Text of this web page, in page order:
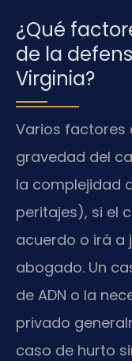
¿Qué
de la
Virginia?
Varios factores
gravedad del
la complejidad
peritajes), si el
acuerdo o irá a
abogado. Un
de ADN o la
privado
caso de hurto